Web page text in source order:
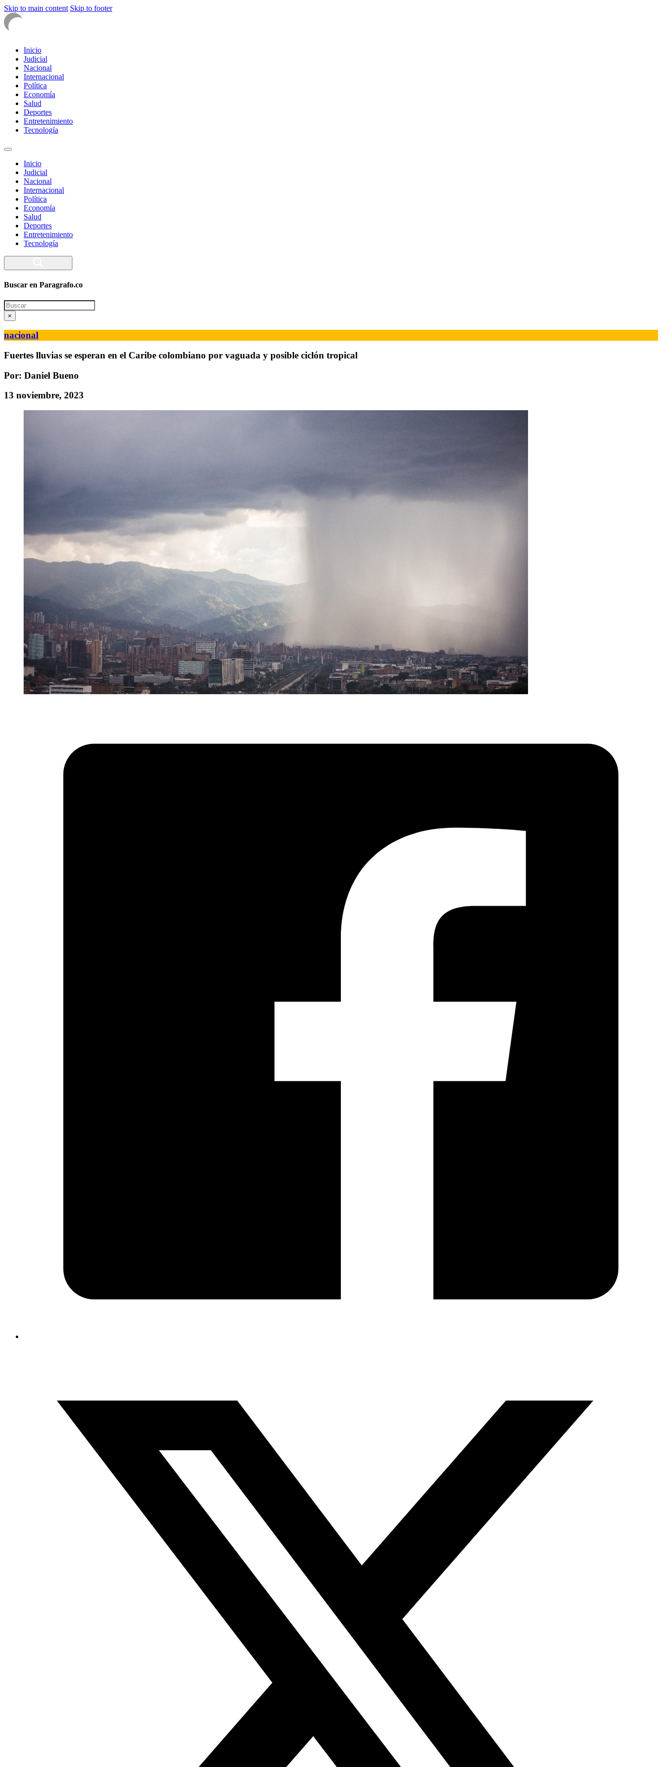
Skip to main content Skip to footer
Inicio
Judicial
Nacional
Internacional
Política
Economía
Salud
Deportes
Entretenimiento
Tecnología
Inicio
Judicial
Nacional
Internacional
Política
Economía
Salud
Deportes
Entretenimiento
Tecnología
Buscar en Paragrafo.co
Search
×
nacional
Fuertes lluvias se esperan en el Caribe colombiano por vaguada y posible ciclón tropical
Por: Daniel Bueno
13 noviembre, 2023